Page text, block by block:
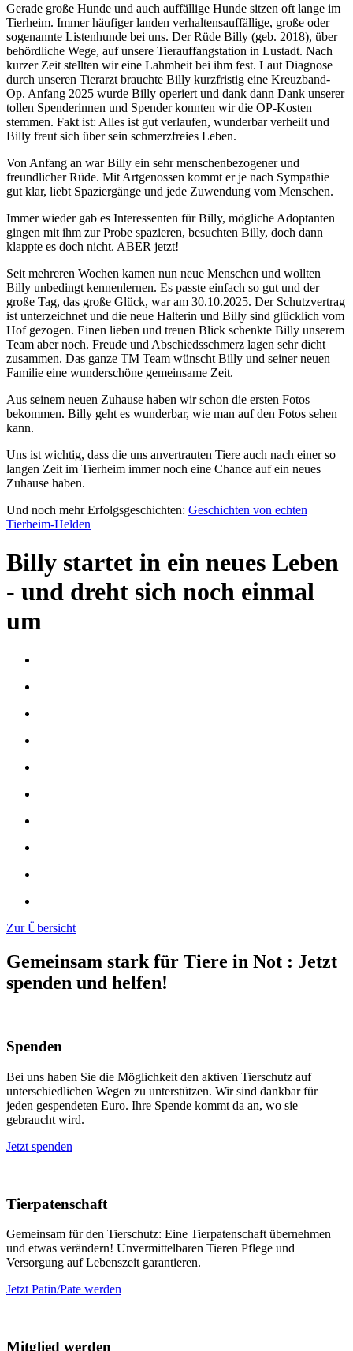
Gerade große Hunde und auch auffällige Hunde sitzen oft lange im
Tierheim. Immer häufiger landen verhaltensauffällige, große oder
sogenannte Listenhunde bei uns. Der Rüde Billy (geb. 2018), über
behördliche Wege, auf unsere Tierauffangstation in Lustadt. Nach
kurzer Zeit stellten wir eine Lahmheit bei ihm fest. Laut Diagnose
durch unseren Tierarzt brauchte Billy kurzfristig eine Kreuzband-
Op. Anfang 2025 wurde Billy operiert und dank dann Dank unserer
tollen Spenderinnen und Spender konnten wir die OP-Kosten
stemmen. Fakt ist: Alles ist gut verlaufen, wunderbar verheilt und
Billy freut sich über sein schmerzfreies Leben.
Von Anfang an war Billy ein sehr menschenbezogener und
freundlicher Rüde. Mit Artgenossen kommt er je nach Sympathie
gut klar, liebt Spaziergänge und jede Zuwendung vom Menschen.
Immer wieder gab es Interessenten für Billy, mögliche Adoptanten
gingen mit ihm zur Probe spazieren, besuchten Billy, doch dann
klappte es doch nicht. ABER jetzt!
Seit mehreren Wochen kamen nun neue Menschen und wollten
Billy unbedingt kennenlernen. Es passte einfach so gut und der
große Tag, das große Glück, war am 30.10.2025. Der Schutzvertrag
ist unterzeichnet und die neue Halterin und Billy sind glücklich vom
Hof gezogen. Einen lieben und treuen Blick schenkte Billy unserem
Team aber noch. Freude und Abschiedsschmerz lagen sehr dicht
zusammen. Das ganze TM Team wünscht Billy und seiner neuen
Familie eine wunderschöne gemeinsame Zeit.
Aus seinem neuen Zuhause haben wir schon die ersten Fotos
bekommen. Billy geht es wunderbar, wie man auf den Fotos sehen
kann.
Uns ist wichtig, dass die uns anvertrauten Tiere auch nach einer so
langen Zeit im Tierheim immer noch eine Chance auf ein neues
Zuhause haben.
Und noch mehr Erfolgsgeschichten: Geschichten von echten
Tierheim-Helden
Billy startet in ein neues Leben
- und dreht sich noch einmal
um
Zur Übersicht
Gemeinsam stark für Tiere in Not : Jetzt
spenden und helfen!
Spenden
Bei uns haben Sie die Möglichkeit den aktiven Tierschutz auf
unterschiedlichen Wegen zu unterstützen. Wir sind dankbar für
jeden gespendeten Euro. Ihre Spende kommt da an, wo sie
gebraucht wird.
Jetzt spenden
Tierpatenschaft
Gemeinsam für den Tierschutz: Eine Tierpatenschaft übernehmen
und etwas verändern! Unvermittelbaren Tieren Pflege und
Versorgung auf Lebenszeit garantieren.
Jetzt Patin/Pate werden
Mitglied werden